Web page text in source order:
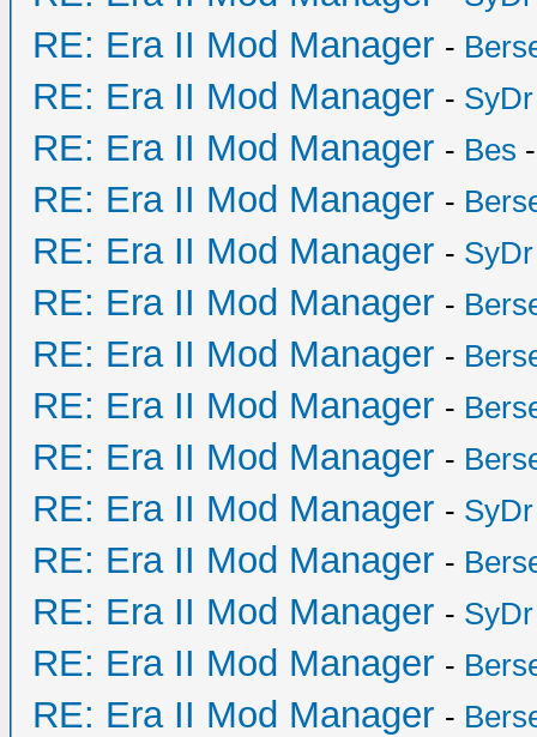
RE: Era II Mod Manager -
RE: Era II Mod Manager - SyDr
RE: Era II Mod Manager - Bes
RE: Era II Mod Manager -
RE: Era II Mod Manager - SyDr
RE: Era II Mod Manager -
RE: Era II Mod Manager -
RE: Era II Mod Manager -
RE: Era II Mod Manager -
RE: Era II Mod Manager - SyDr
RE: Era II Mod Manager -
RE: Era II Mod Manager - SyDr
RE: Era II Mod Manager -
RE: Era II Mod Manager -